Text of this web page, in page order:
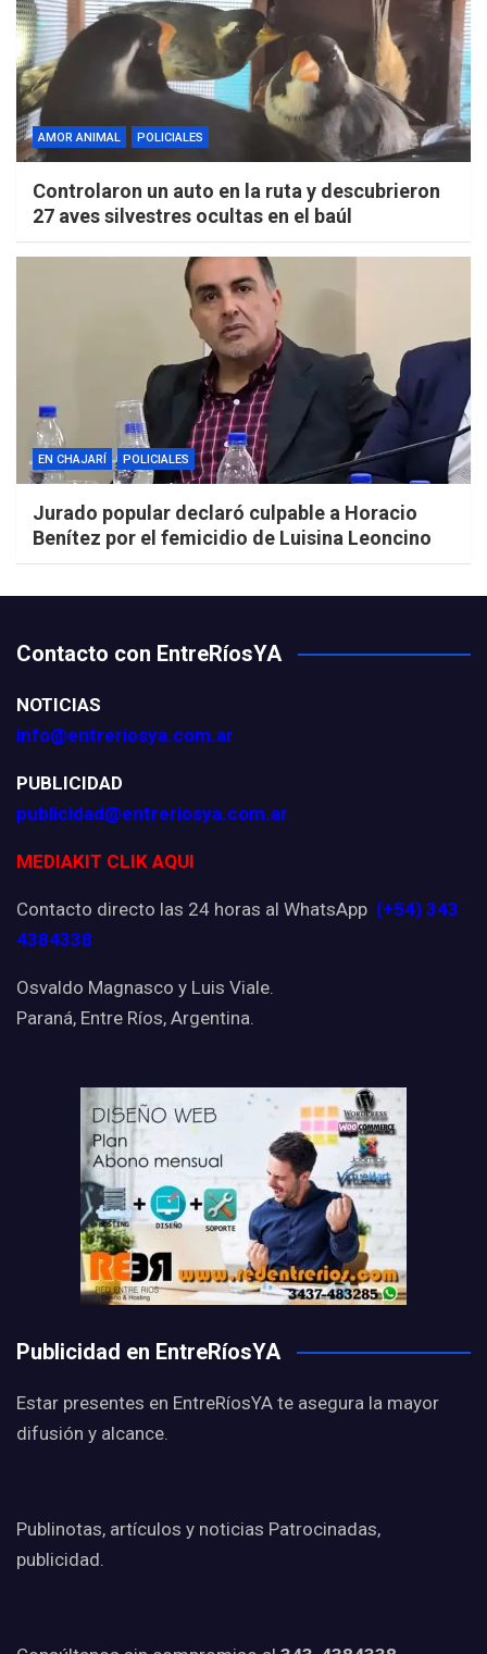
AMOR ANIMAL POLICIALES
Controlaron un auto en la ruta y descubrieron
27 aves silvestres ocultas en el baúl
EN CHAJARÍ POLICIALES
Jurado popular declaró culpable a Horacio
Benítez por el femicidio de Luisina Leoncino
Contacto con EntreRíosYA
NOTICIAS
info@entreriosya.com.ar
PUBLICIDAD
publicidad@entreriosya.com.ar
MEDIAKIT CLIK AQUI
Contacto directo las 24 horas al WhatsApp (+54) 343
4384338
Osvaldo Magnasco y Luis Viale.
Paraná, Entre Ríos, Argentina.
Publicidad en EntreRíosYA
Estar presentes en EntreRíosYA te asegura la mayor
difusión y alcance.
Publinotas, artículos y noticias Patrocinadas,
publicidad.